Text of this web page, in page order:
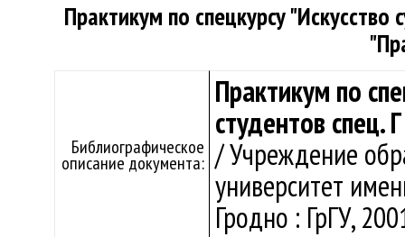
Практикум по спецкурсу
Библиографическое
описание документа:
Практикум по
студентов спец.
/ Учреждение
университет
Гродно : ГрГУ,